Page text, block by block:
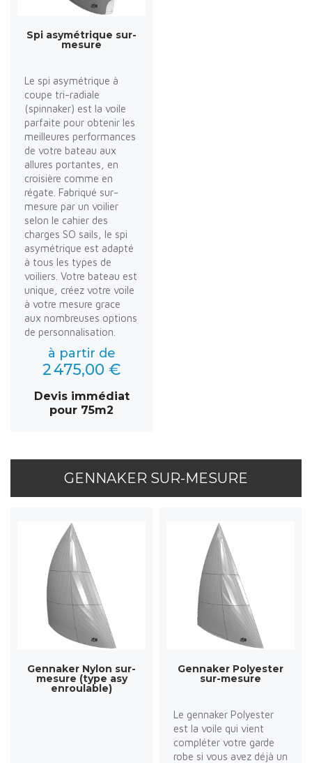
Spi asymétrique sur-
mesure
Le spi asymétrique à
coupe tri-radiale
(spinnaker) est la voile
parfaite pour obtenir les
meilleures performances
de votre bateau aux
allures portantes, en
croisière comme en
régate. Fabriqué sur-
mesure par un voilier
selon le cahier des
charges SO sails, le spi
asymétrique est adapté
à tous les types de
voiliers. Votre bateau est
unique, créez votre voile
à votre mesure grace
aux nombreuses options
de personnalisation.
à partir de
2 475,00 €
Devis immédiat
pour 75m2
GENNAKER SUR-MESURE
Gennaker Nylon sur-
mesure (type asy
enroulable)
Gennaker Polyester
sur-mesure
Le gennaker Polyester
est la voile qui vient
compléter votre garde
robe si vous avez déjà un